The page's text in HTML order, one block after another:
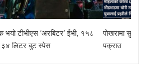
भयो टीभीएस ‘अरबिटर’ ईभी, १५८
३४ लिटर बुट स्पेस
पोखरामा सुनको
पक्राउ